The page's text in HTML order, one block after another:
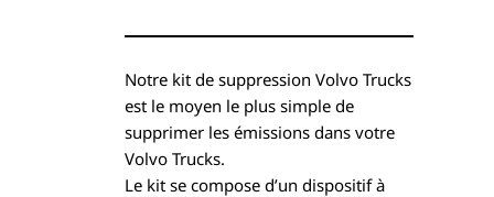
Notre kit de suppression Volvo Trucks
est le moyen le plus simple de
supprimer les émissions dans votre
Volvo Trucks.
Le kit se compose d’un dispositif à